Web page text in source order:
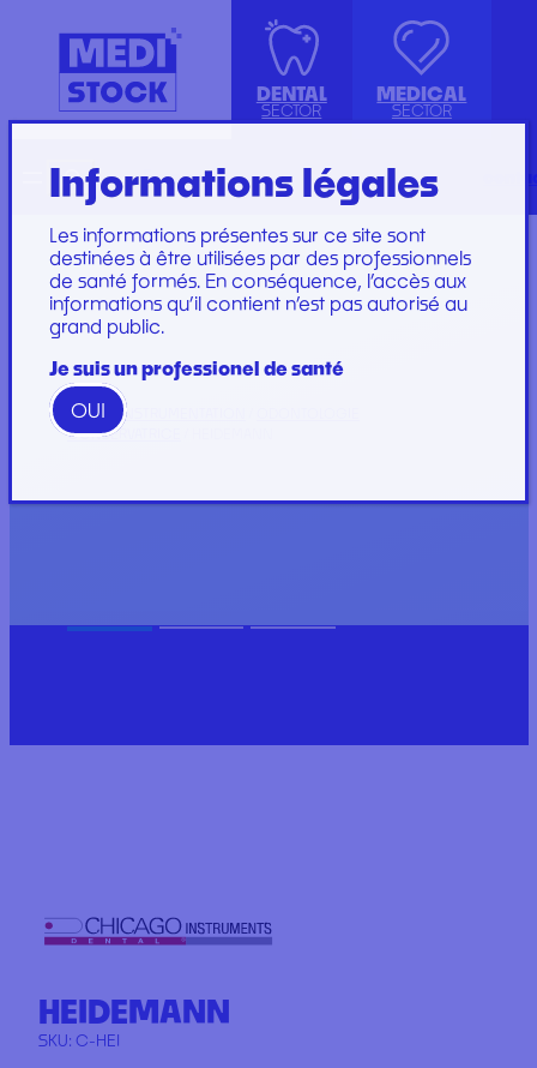
DENTAL
SECTOR
ISOLATION GOWN WITH COTTON
CUFFS
KIT INSTRUMENTS
LABORATOIRE
PLATEAU
PROTECTION
RESTORATION AND
GAMME
MEDICAL
SECTOR
ACCESSORIES
INJECTION, PRÉLÈVEMENT ET
PERFUSION
CONSOMMABLES
GYNECOLOGY
PROTECTION ET HYGIÈNE
DRESSING SET
PERFUSION SET
CARE SET
SUTURE SET
CARE AND
DRESSINGS
RechercheFrançais
HOME INSTRUMENTATION
CONSERVATRICE
HEIDEMANN
SKU: C-HEI
Informations légales
Les informations présentes sur ce site sont
destinées à être utilisées par des professionnels
de santé formés. En conséquence, l’accès aux
informations qu’il contient n’est pas autorisé au
grand public.
Je suis un professionel de santé
OUI